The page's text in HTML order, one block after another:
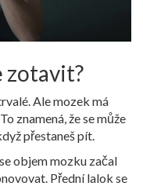
zotavit?
Ale mozek má
. To znamená, že se může
přestaneš pít.
objem mozku začal
Přední lalok se